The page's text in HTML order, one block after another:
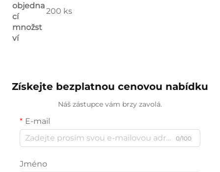
objedna
cí
množst
ví
200 ks
Získejte bezplatnou cenovou nabídku
Náš zástupce vám brzy zavolá.
E-mail
0/100
Jméno